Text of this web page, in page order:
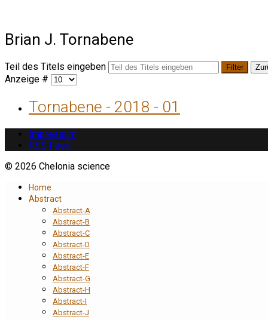
Brian J. Tornabene
Teil des Titels eingeben Filter
Anzeige #
Tornabene - 2018 - 01
Impressum
RSS Feed
© 2026 Chelonia science
Home
Abstract
Abstract-A
Abstract-B
Abstract-C
Abstract-D
Abstract-E
Abstract-F
Abstract-G
Abstract-H
Abstract-I
Abstract-J